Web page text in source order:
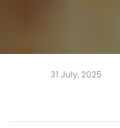
31 July, 2025